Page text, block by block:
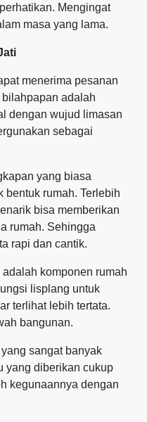
Mengingat
masa yang lama.
menerima pesanan
adalah
dengan wujud limasan
sebagai
yang biasa
bentuk rumah. Terlebih
bisa memberikan
rumah. Sehingga
rapi dan cantik.
komponen rumah
lisplang untuk
terlihat lebih tertata.
bangunan.
sangat banyak
yang diberikan cukup
kegunaannya dengan